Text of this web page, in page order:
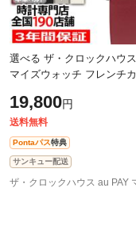
選べる ザ・クロックハウ
マイズウォッチ フレンチカ
ス 腕時計 ソーラー 革ベル
イ
19,800円
送料無料
Pontaパス特典
サンキュー配送